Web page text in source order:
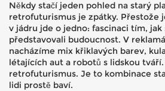
Někdy stačí jeden pohled na starý
retrofuturismus je zpátky. Přestože
v jádru jde o jedno: fascinaci tím, jak
představovali budoucnost. V
nacházíme mix křiklavých barev,
létajících aut a robotů s lidskou tváří.
retrofuturismus. Je to kombinace
lidi prostě baví.